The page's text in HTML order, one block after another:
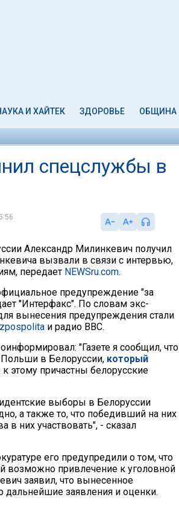
И ХАЙТЕК ЗДОРОВЬЕ ОБЩИНА
спецслужбы в
Александр Милинкевич получил
вызвали в связи с интервью,
передает NEWSru.com.
предупреждение "за
"Интерфакс". По словам экс-
вынесения предупреждения стали
и радио BBС.
"Газете я сообщил, что
в Белоруссии, который
к этому причастны белорусские
выборы в Белоруссии
а также то, что победивший на них
них участвовать", - сказал
его предупредили о том, что
возможно привлечение к уголовной
заявил, что вынесенное
дальнейшие заявления и оценки.